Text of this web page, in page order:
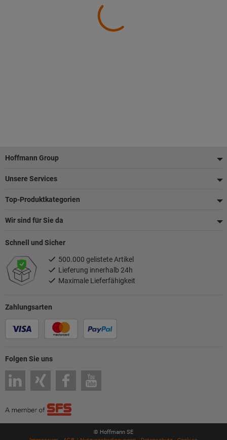
Fußzeile
Hoffmann Group
Unsere Services
Top-Produktkategorien
Wir sind für Sie da
Folgen Sie uns
Zahlungsarten
Schnell und Sicher
500.000 gelistete Artikel
Lieferung innerhalb 24h
Maximale Lieferfähigkeit
© Hoffmann SE